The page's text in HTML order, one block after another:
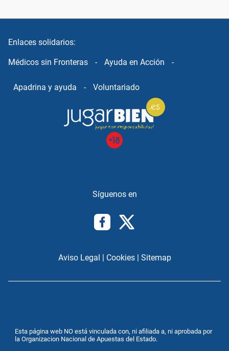
Enlaces solidarios:
Médicos sin Fronteras - Ayuda en Acción -
Apadrina y ayuda - Voluntariado
Aviso Legal Cookies| Sitemap
Esta página web NO está vinculada con, ni afiliada a, ni aprobada por
la Organizacion Nacional de Apuestas del Estado.